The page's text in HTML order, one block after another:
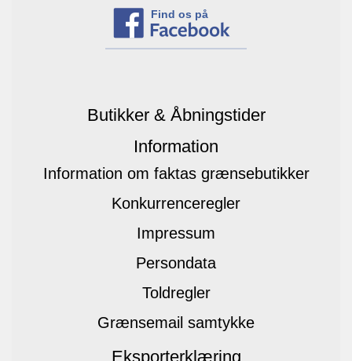
Find os på
Butikker & Åbningstider
Information
Information om faktas grænsebutikker
Konkurrenceregler
Impressum
Persondata
Toldregler
Grænsemail samtykke
Eksporterklæring